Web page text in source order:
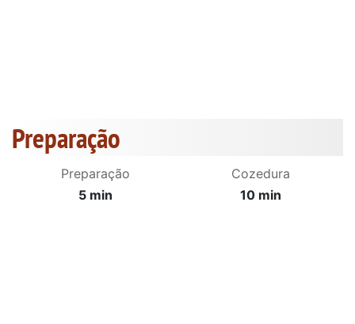
Preparação
Preparação
5 min
Cozedura
10 min